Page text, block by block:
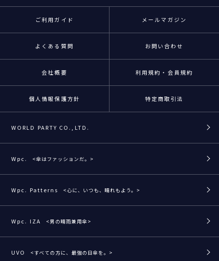
ご利用ガイド メールマガジン
よくある質問 お問い合わせ
会社概要 利用規約・会員規約
個人情報保護方針 特定商取引法
WORLD PARTY CO.,LTD.
Wpc. <傘はファッションだ。>
Wpc. Patterns <心に、いつも、晴れもよう。>
Wpc. IZA <男の晴雨兼用傘>
UVO <すべての方に、最強の日傘を。>